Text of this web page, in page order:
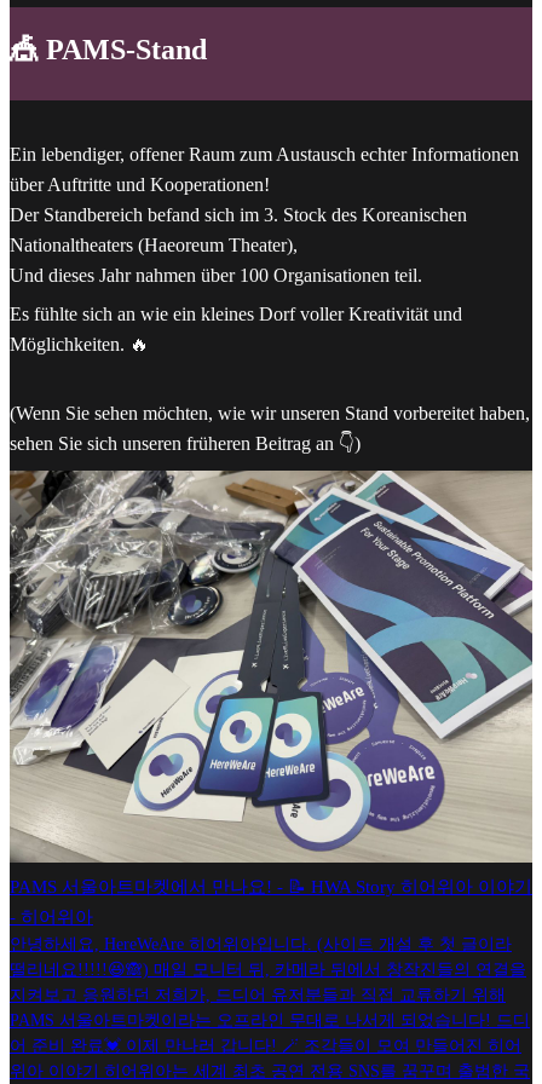
🎪 PAMS-Stand
Ein lebendiger, offener Raum zum Austausch echter Informationen
über Auftritte und Kooperationen!
Der Standbereich befand sich im 3. Stock des Koreanischen
Nationaltheaters (Haeoreum Theater),
Und dieses Jahr nahmen über 100 Organisationen teil.
Es fühlte sich an wie ein kleines Dorf voller Kreativität und
Möglichkeiten. 🔥
(Wenn Sie sehen möchten, wie wir unseren Stand vorbereitet haben,
sehen Sie sich unseren früheren Beitrag an 👇)
PAMS 서울아트마켓에서 만나요! - 📝 HWA Story 히어위아 이야기
- 히어위아
안녕하세요, HereWeAre 히어위아입니다. (사이트 개설 후 첫 글이라
떨리네요!!!!!😆🙈) 매일 모니터 뒤, 카메라 뒤에서 창작진들의 연결을
지켜보고 응원하던 저희가, 드디어 유저분들과 직접 교류하기 위해
PAMS 서울아트마켓이라는 오프라인 무대로 나서게 되었습니다! 드디
어 준비 완료💓 이제 만나러 갑니다! 🪄 조각들이 모여 만들어진 히어
위아 이야기 히어위아는 세계 최초 공연 전용 SNS를 꿈꾸며 출범한 국